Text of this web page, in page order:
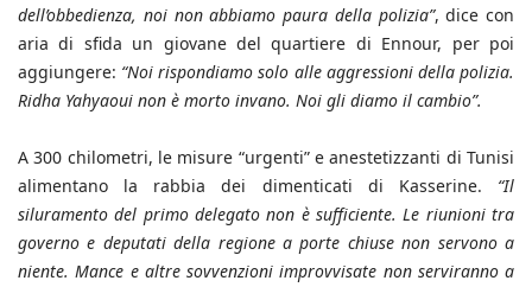
dell’obbedienza, noi non abbiamo paura della polizia”, dice con
aria di sfida un giovane del quartiere di Ennour, per poi
aggiungere: “Noi rispondiamo solo alle aggressioni della polizia.
Ridha Yahyaoui non è morto invano. Noi gli diamo il cambio”.
A 300 chilometri, le misure “urgenti” e anestetizzanti di Tunisi
alimentano la rabbia dei dimenticati di Kasserine. “Il
siluramento del primo delegato non è sufficiente. Le riunioni tra
governo e deputati della regione a porte chiuse non servono a
niente. Mance e altre sovvenzioni improvvisate non serviranno a